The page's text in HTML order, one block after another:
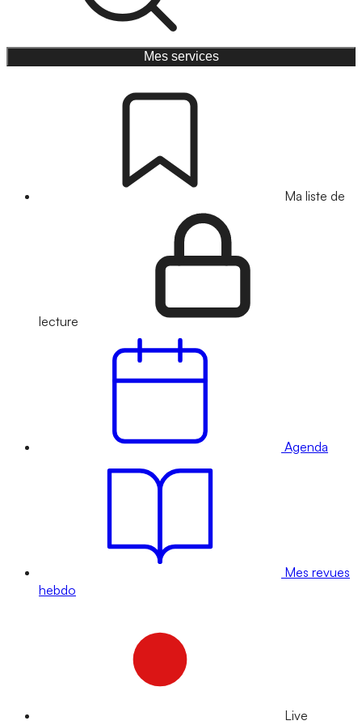
Mes services
Ma liste de
lecture
Agenda
Mes revues
hebdo
Live